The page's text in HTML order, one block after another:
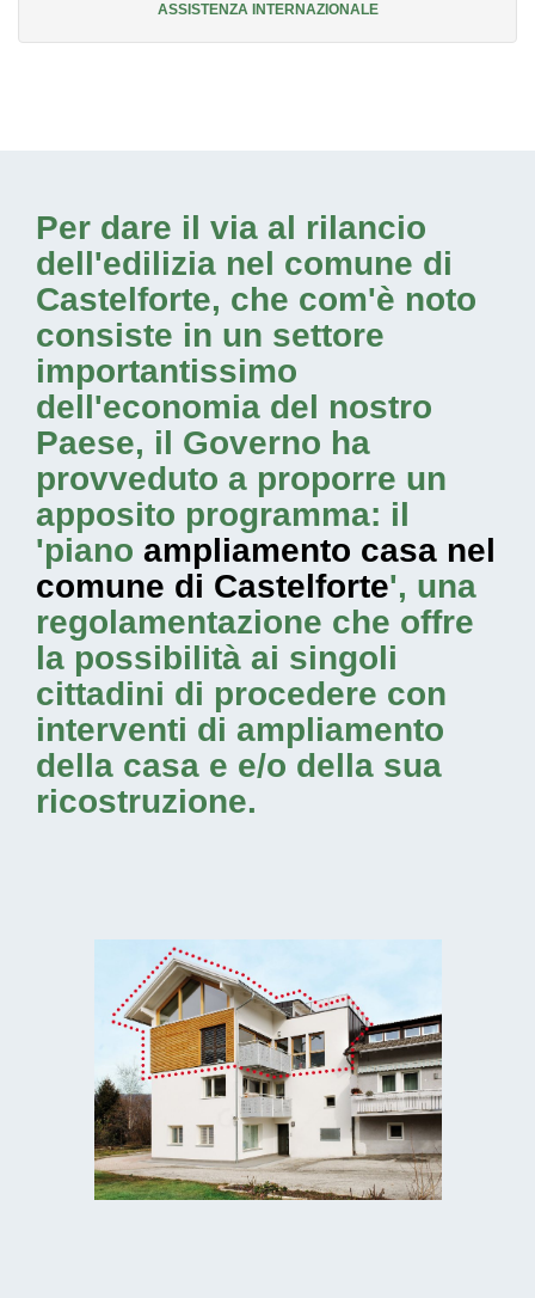
ASSISTENZA INTERNAZIONALE
Per dare il via al rilancio
dell'edilizia nel comune di
Castelforte, che com'è noto
consiste in un settore
importantissimo
dell'economia del nostro
Paese, il Governo ha
provveduto a proporre un
apposito programma: il
'piano ampliamento casa nel
comune di Castelforte', una
regolamentazione che offre
la possibilità ai singoli
cittadini di procedere con
interventi di ampliamento
della casa e e/o della sua
ricostruzione.